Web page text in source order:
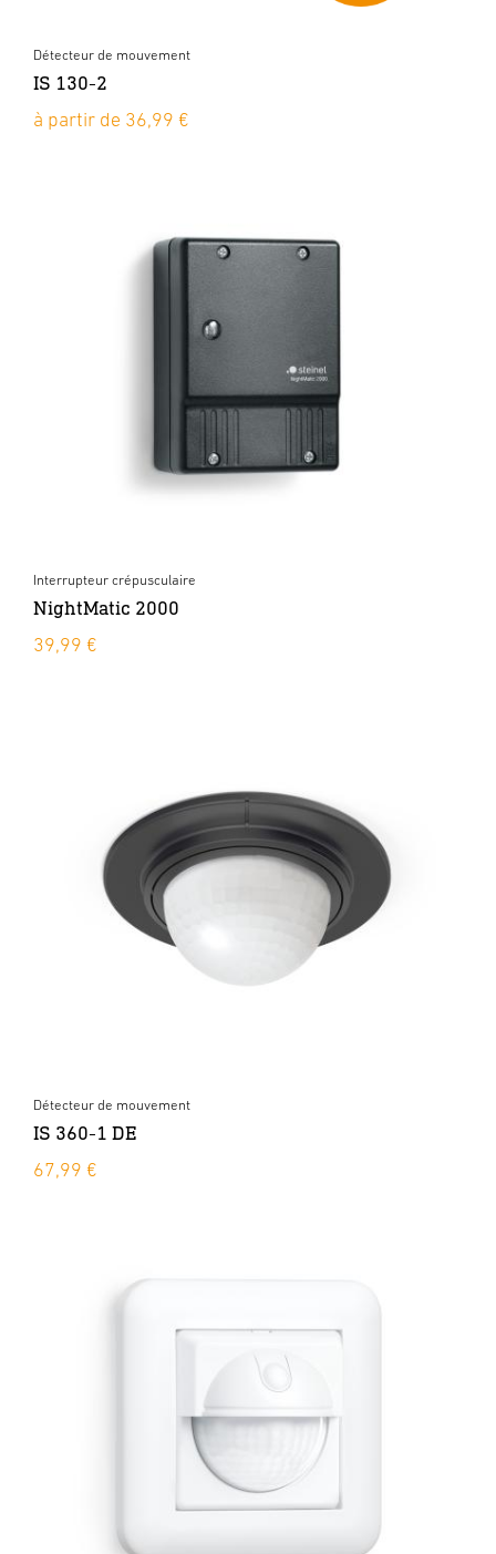
Détecteur de mouvement
IS 130-2
à partir de 36,99 €
Interrupteur crépusculaire
NightMatic 2000
39,99 €
Détecteur de mouvement
IS 360-1 DE
67,99 €